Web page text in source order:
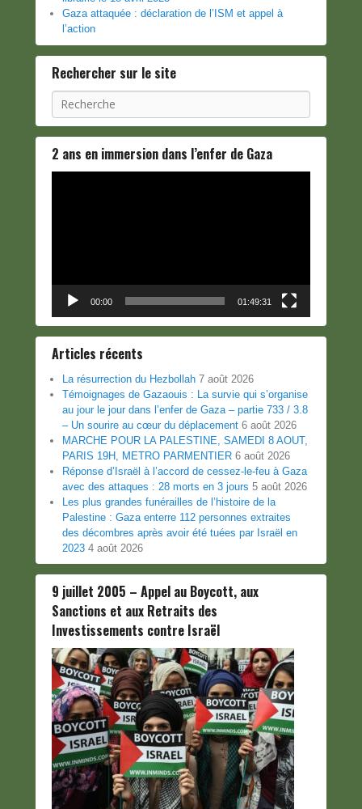
Gaza attaquée : déclaration de l’ISM et appel à
l’action
Rechercher sur le site
Recherche
2 ans en immersion dans l’enfer de Gaza
00:00 01:49:31
Articles récents
La résurrection du Hezbollah 7 août 2026
Témoignages de Gazaouis : La survie qui s’organise
au jour le jour dans l’enfer de Gaza – partie 733 / 3.8
– Un sourire au cœur du déplacement 6 août 2026
MARCHE POUR LA PALESTINE, SAMEDI 8 AOUT,
PARIS 19H, METRO PARMENTIER 6 août 2026
Réponse d’Israël à l’accord de cessez-le-feu à Gaza
avec des attaques : 28 morts en 3 jours 5 août 2026
Les plus grandes funérailles de l’histoire de la
Palestine : Gaza enterre 112 personnes extraites
des décombres après avoir été tuées par Israël en
2023 4 août 2026
9 juillet 2005 – Appel au Boycott, aux
Sanctions et aux Retraits des
Investissements contre Israël